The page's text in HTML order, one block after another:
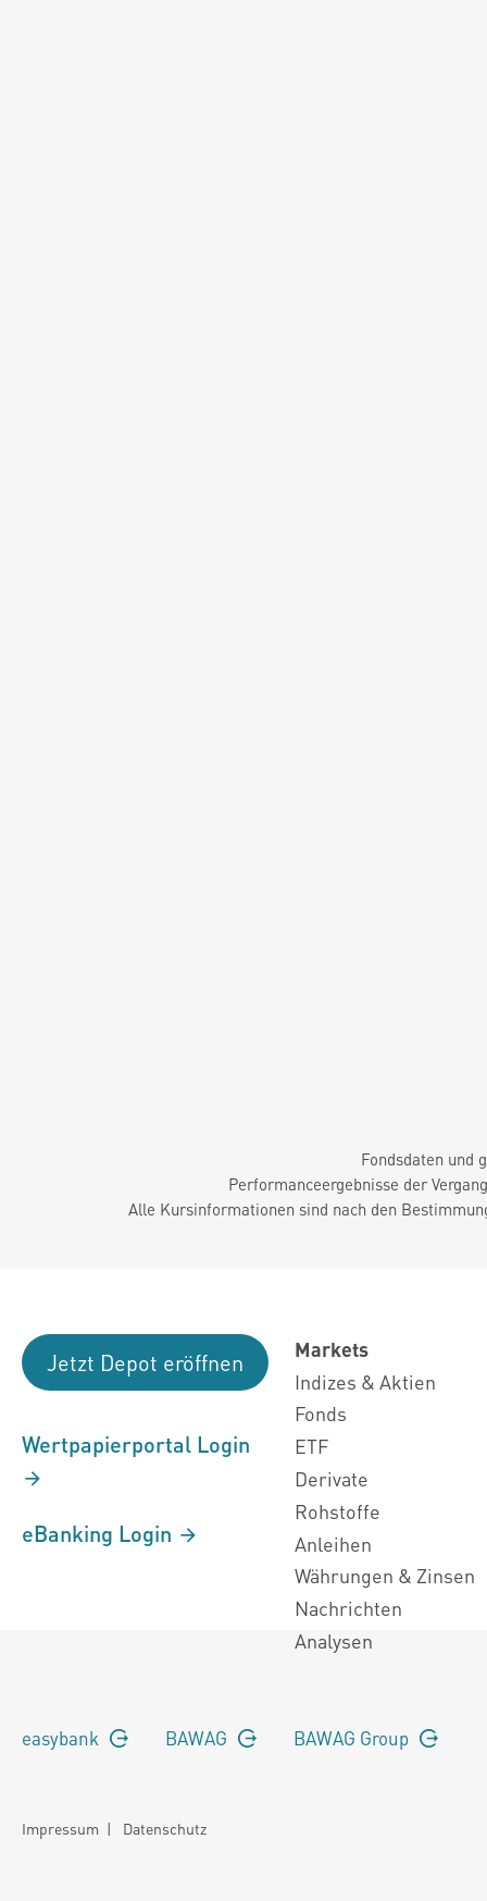
Fondsdaten und
Performanceergebnisse der
Alle Kursinformationen sind nach den
Jetzt Depot eröffnen
Wertpapierportal Login
eBanking Login
Markets
Indizes & Aktien
Fonds
ETF
Derivate
Rohstoffe
Anleihen
Währungen & Zinsen
Nachrichten
Analysen
easybank BAWAG BAWAG Group
Impressum | Datenschutz